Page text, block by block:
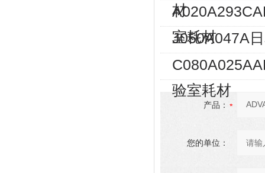
材
室耗材
J050A047A
验室耗材
产品：
您的单位：